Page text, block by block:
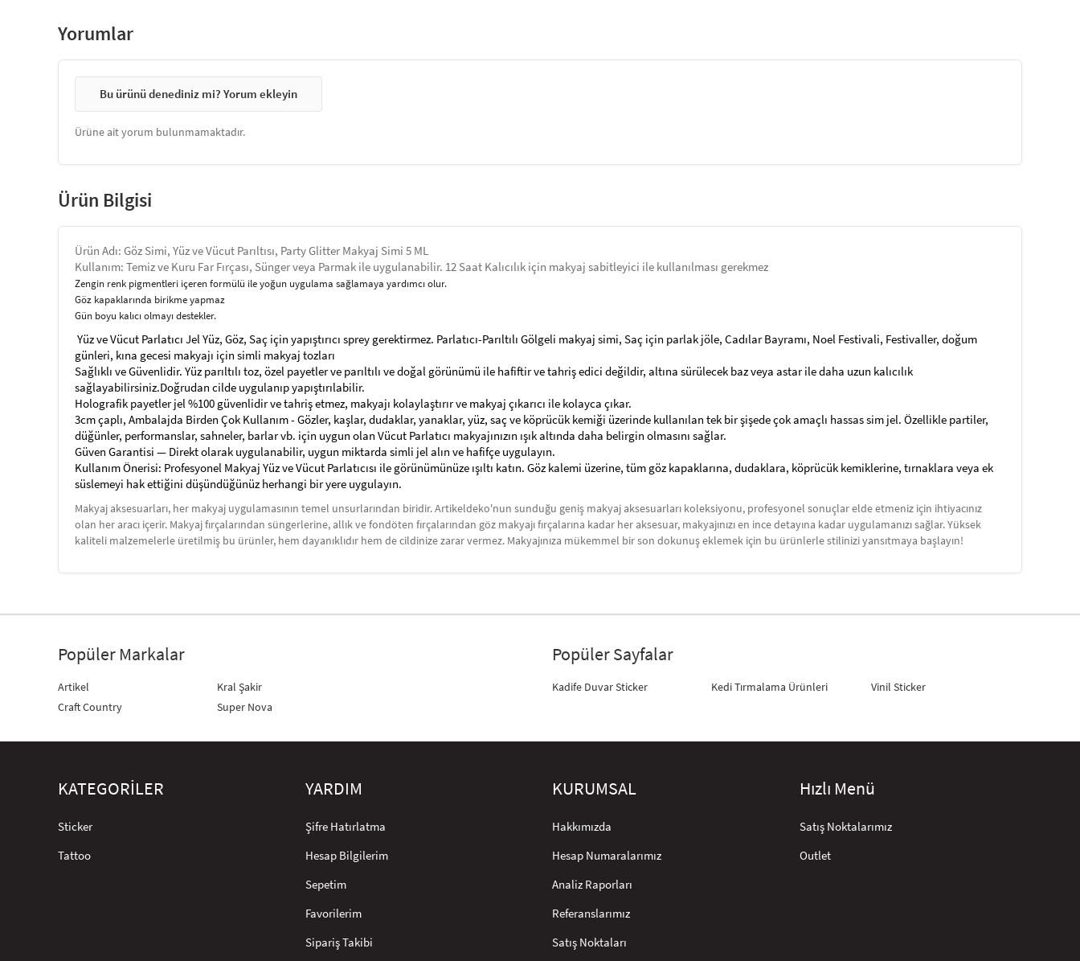
Yorumlar
Bu ürünü denediniz mi? Yorum ekleyin
Ürüne ait yorum bulunmamaktadır.
Ürün Bilgisi
Ürün Adı: Göz Simi, Yüz ve Vücut Parıltısı, Party Glitter Makyaj Simi 5 ML
Kullanım: Temiz ve Kuru Far Fırçası, Sünger veya Parmak ile uygulanabilir. 12 Saat Kalıcılık için makyaj sabitleyici ile kullanılması gerekmez
Zengin renk pigmentleri içeren formülü ile yoğun uygulama sağlamaya yardımcı olur.
Göz kapaklarında birikme yapmaz
Gün boyu kalıcı olmayı destekler.
Yüz ve Vücut Parlatıcı Jel Yüz, Göz, Saç için yapıştırıcı sprey gerektirmez. Parlatıcı-Parıltılı Gölgeli makyaj simi, Saç için parlak jöle, Cadılar Bayramı, Noel Festivali, Festivaller, doğum
günleri, kına gecesi makyajı için simli makyaj tozları
Sağlıklı ve Güvenlidir. Yüz parıltılı toz, özel payetler ve parıltılı ve doğal görünümü ile hafiftir ve tahriş edici değildir, altına sürülecek baz veya astar ile daha uzun kalıcılık
sağlayabilirsiniz.Doğrudan cilde uygulanıp yapıştırılabilir.
Holografik payetler jel %100 güvenlidir ve tahriş etmez, makyajı kolaylaştırır ve makyaj çıkarıcı ile kolayca çıkar.
3cm çaplı, Ambalajda Birden Çok Kullanım - Gözler, kaşlar, dudaklar, yanaklar, yüz, saç ve köprücük kemiği üzerinde kullanılan tek bir şişede çok amaçlı hassas sim jel. Özellikle partiler,
düğünler, performanslar, sahneler, barlar vb. için uygun olan Vücut Parlatıcı makyajınızın ışık altında daha belirgin olmasını sağlar.
Güven Garantisi — Direkt olarak uygulanabilir, uygun miktarda simli jel ​​alın ve hafifçe uygulayın.
Kullanım Önerisi: Profesyonel Makyaj Yüz ve Vücut Parlatıcısı ile görünümünüze ışıltı katın. Göz kalemi üzerine, tüm göz kapaklarına, dudaklara, köprücük kemiklerine, tırnaklara veya ek
süslemeyi hak ettiğini düşündüğünüz herhangi bir yere uygulayın.
Makyaj aksesuarları, her makyaj uygulamasının temel unsurlarından biridir. Artikeldeko'nun sunduğu geniş makyaj aksesuarları koleksiyonu, profesyonel sonuçlar elde etmeniz için ihtiyacınız
olan her aracı içerir. Makyaj fırçalarından süngerlerine, allık ve fondöten fırçalarından göz makyajı fırçalarına kadar her aksesuar, makyajınızı en ince detayına kadar uygulamanızı sağlar. Yüksek
kaliteli malzemelerle üretilmiş bu ürünler, hem dayanıklıdır hem de cildinize zarar vermez. Makyajınıza mükemmel bir son dokunuş eklemek için bu ürünlerle stilinizi yansıtmaya başlayın!
Popüler Markalar
Artikel
Craft Country
Kral Şakir
Super Nova
Popüler Sayfalar
Kadife Duvar Sticker Kedi Tırmalama Ürünleri Vinil Sticker
KATEGORİLER
Sticker
Tattoo
YARDIM
Şifre Hatırlatma
Hesap Bilgilerim
Sepetim
Favorilerim
Sipariş Takibi
KURUMSAL
Hakkımızda
Hesap Numaralarımız
Analiz Raporları
Referanslarımız
Satış Noktaları
Hızlı Menü
Satış Noktalarımız
Outlet